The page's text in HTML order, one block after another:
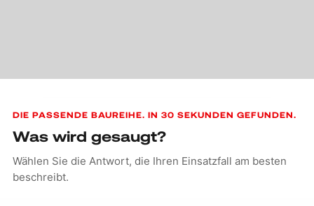
DIE PASSENDE BAUREIHE. IN 30 SEKUNDEN GEFUNDEN.
Was wird gesaugt?
Wählen Sie die Antwort, die Ihren Einsatzfall am besten
beschreibt.